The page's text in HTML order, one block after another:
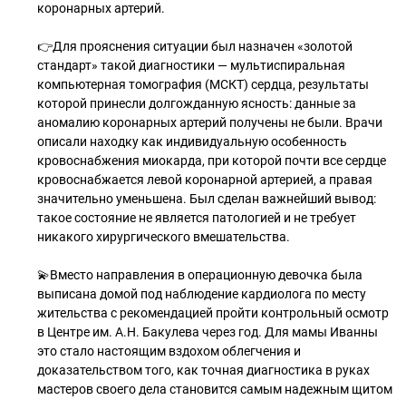
коронарных артерий.
👉Для прояснения ситуации был назначен «золотой
стандарт» такой диагностики — мультиспиральная
компьютерная томография (МСКТ) сердца, результаты
которой принесли долгожданную ясность: данные за
аномалию коронарных артерий получены не были. Врачи
описали находку как индивидуальную особенность
кровоснабжения миокарда, при которой почти все сердце
кровоснабжается левой коронарной артерией, а правая
значительно уменьшена. Был сделан важнейший вывод:
такое состояние не является патологией и не требует
никакого хирургического вмешательства.
💫Вместо направления в операционную девочка была
выписана домой под наблюдение кардиолога по месту
жительства с рекомендацией пройти контрольный осмотр
в Центре им. А.Н. Бакулева через год. Для мамы Иванны
это стало настоящим вздохом облегчения и
доказательством того, как точная диагностика в руках
мастеров своего дела становится самым надежным щитом